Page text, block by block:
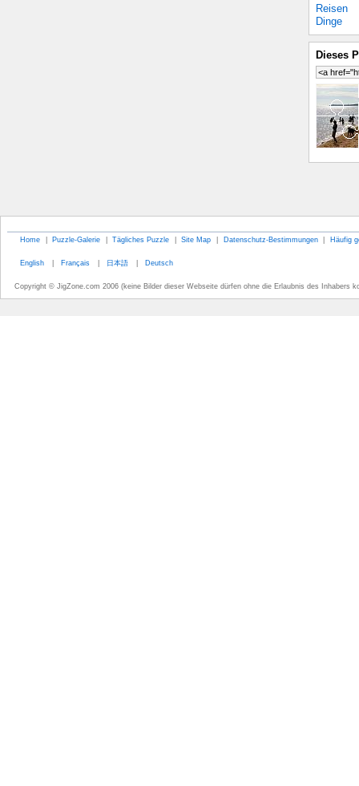
Reisen
Dinge
Dieses
Home | Puzzle-Galerie | Tägliches Puzzle | Site Map | Datenschutz-Bestimmungen | Häufig
English | Français | 日本語 | Deutsch
Copyright © JigZone.com 2006 (keine Bilder dieser Webseite dürfen ohne die Erlaubnis des Inhabers